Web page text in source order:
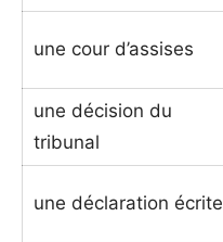
une cour d’assises
une décision du
tribunal
une déclaration écrite